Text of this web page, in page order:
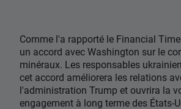
Comme l'a rapporté le Financial
un accord avec Washington sur le
minéraux. Les responsables
cet accord améliorera les relations
l'administration Trump et ouvrira la
engagement à long terme des États-